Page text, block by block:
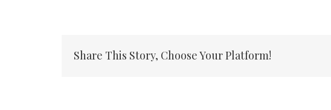
Share This Story, Choose Your Platform!